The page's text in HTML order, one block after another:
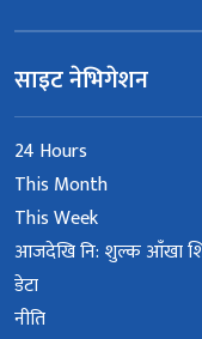
साइट नेभिगेशन
24 Hours
This Month
This Week
आजदेखि नि: शुल्क आँखा
डेटा
नीति